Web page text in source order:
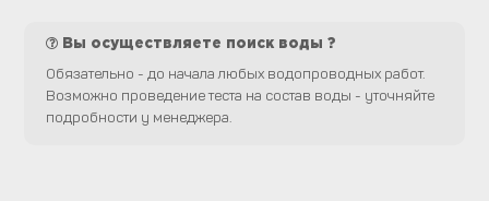
Вы осуществляете поиск воды ?
Обязательно - до начала любых водопроводных работ.
Возможно проведение теста на состав воды - уточняйте
подробности у менеджера.